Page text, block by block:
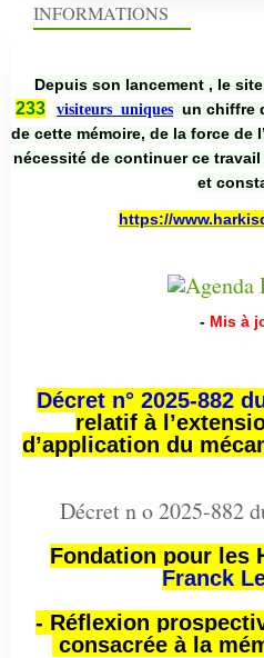
INFORMATIONS
Depuis son lancement , le
233
visiteurs uniques un chiffre
de cette mémoire, de la force de
nécessité de continuer ce
et
https://
- Mis à
Décret n° 2025-882
relatif à
d’application du
Décret n o 2025-882
Fondation pour les
Franck
- Réflexion
consacrée à la